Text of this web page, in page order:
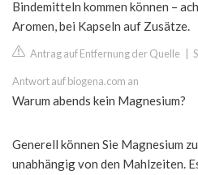
Bindemitteln kommen können –
Aromen, bei Kapseln auf Zusätze.
Antrag auf Entfernung der Quelle
Antwort auf biogena.com an
Warum abends kein Magnesium?
Generell können Sie Magnesium
unabhängig von den Mahlzeiten.